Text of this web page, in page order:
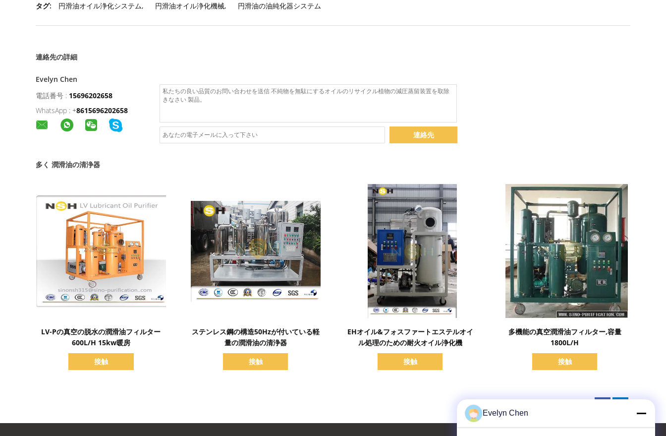
タグ: 円滑油オイル浄化システム, 円滑油オイル浄化機械, 円滑油の油純化器システム
連絡先の詳細
Evelyn Chen
電話番号 : 15696202658
WhatsApp : +8615696202658
連絡先
多く 潤滑油の清浄器
LV-Pの真空の脱水の潤滑油フィルター
600L/H 15kw暖房
接触
詳細を表示
ステンレス鋼の構造50Hzが付いている軽
量の潤滑油の清浄器
接触
EHオイル&フォスファートエステルオイ
ル処理のための耐火オイル浄化機
接触
多機能の真空潤滑油フィルター,容量
1800L/H
接触
Evelyn Chen